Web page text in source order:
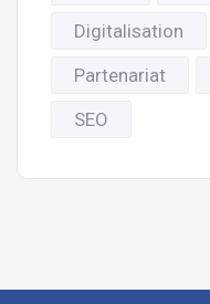
Digitalisation
Partenariat
SEO